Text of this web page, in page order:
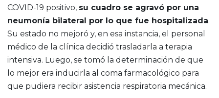
COVID-19 positivo, su cuadro se agravó por una
neumonía bilateral por lo que fue hospitalizada.
Su estado no mejoró y, en esa instancia, el personal
médico de la clínica decidió trasladarla a terapia
intensiva. Luego, se tomó la determinación de que
lo mejor era inducirla al coma farmacológico para
que pudiera recibir asistencia respiratoria mecánica.